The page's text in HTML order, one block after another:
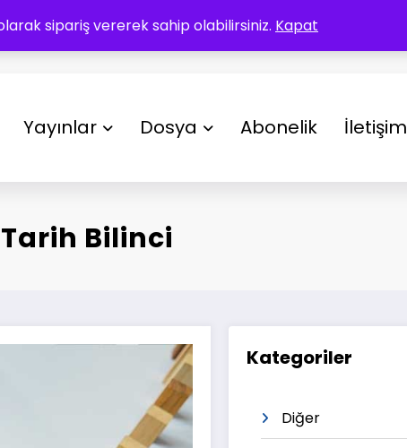
sipariş vererek sahip olabilirsiniz. Kapat
Yayınlar Dosya Abonelik İletişim
Bilinci
Kategoriler
Diğer